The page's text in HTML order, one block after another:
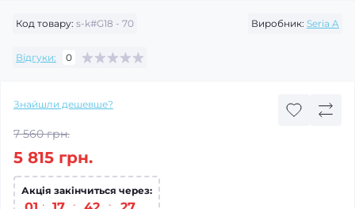
Код товару: s-k#G18 - 70 Виробник: Seria A
Відгуки: 0
Знайшли дешевше?
7 560 грн.
5 815 грн.
Акція закінчиться через: